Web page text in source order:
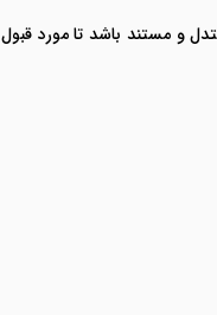
و مستند باشد تا مورد قبول